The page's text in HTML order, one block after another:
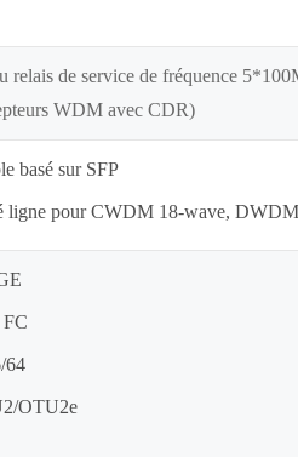
relais de service de fréquence
WDM avec CDR)
basé sur SFP
ligne pour CWDM 18-wave,
FC
64
OTU2e